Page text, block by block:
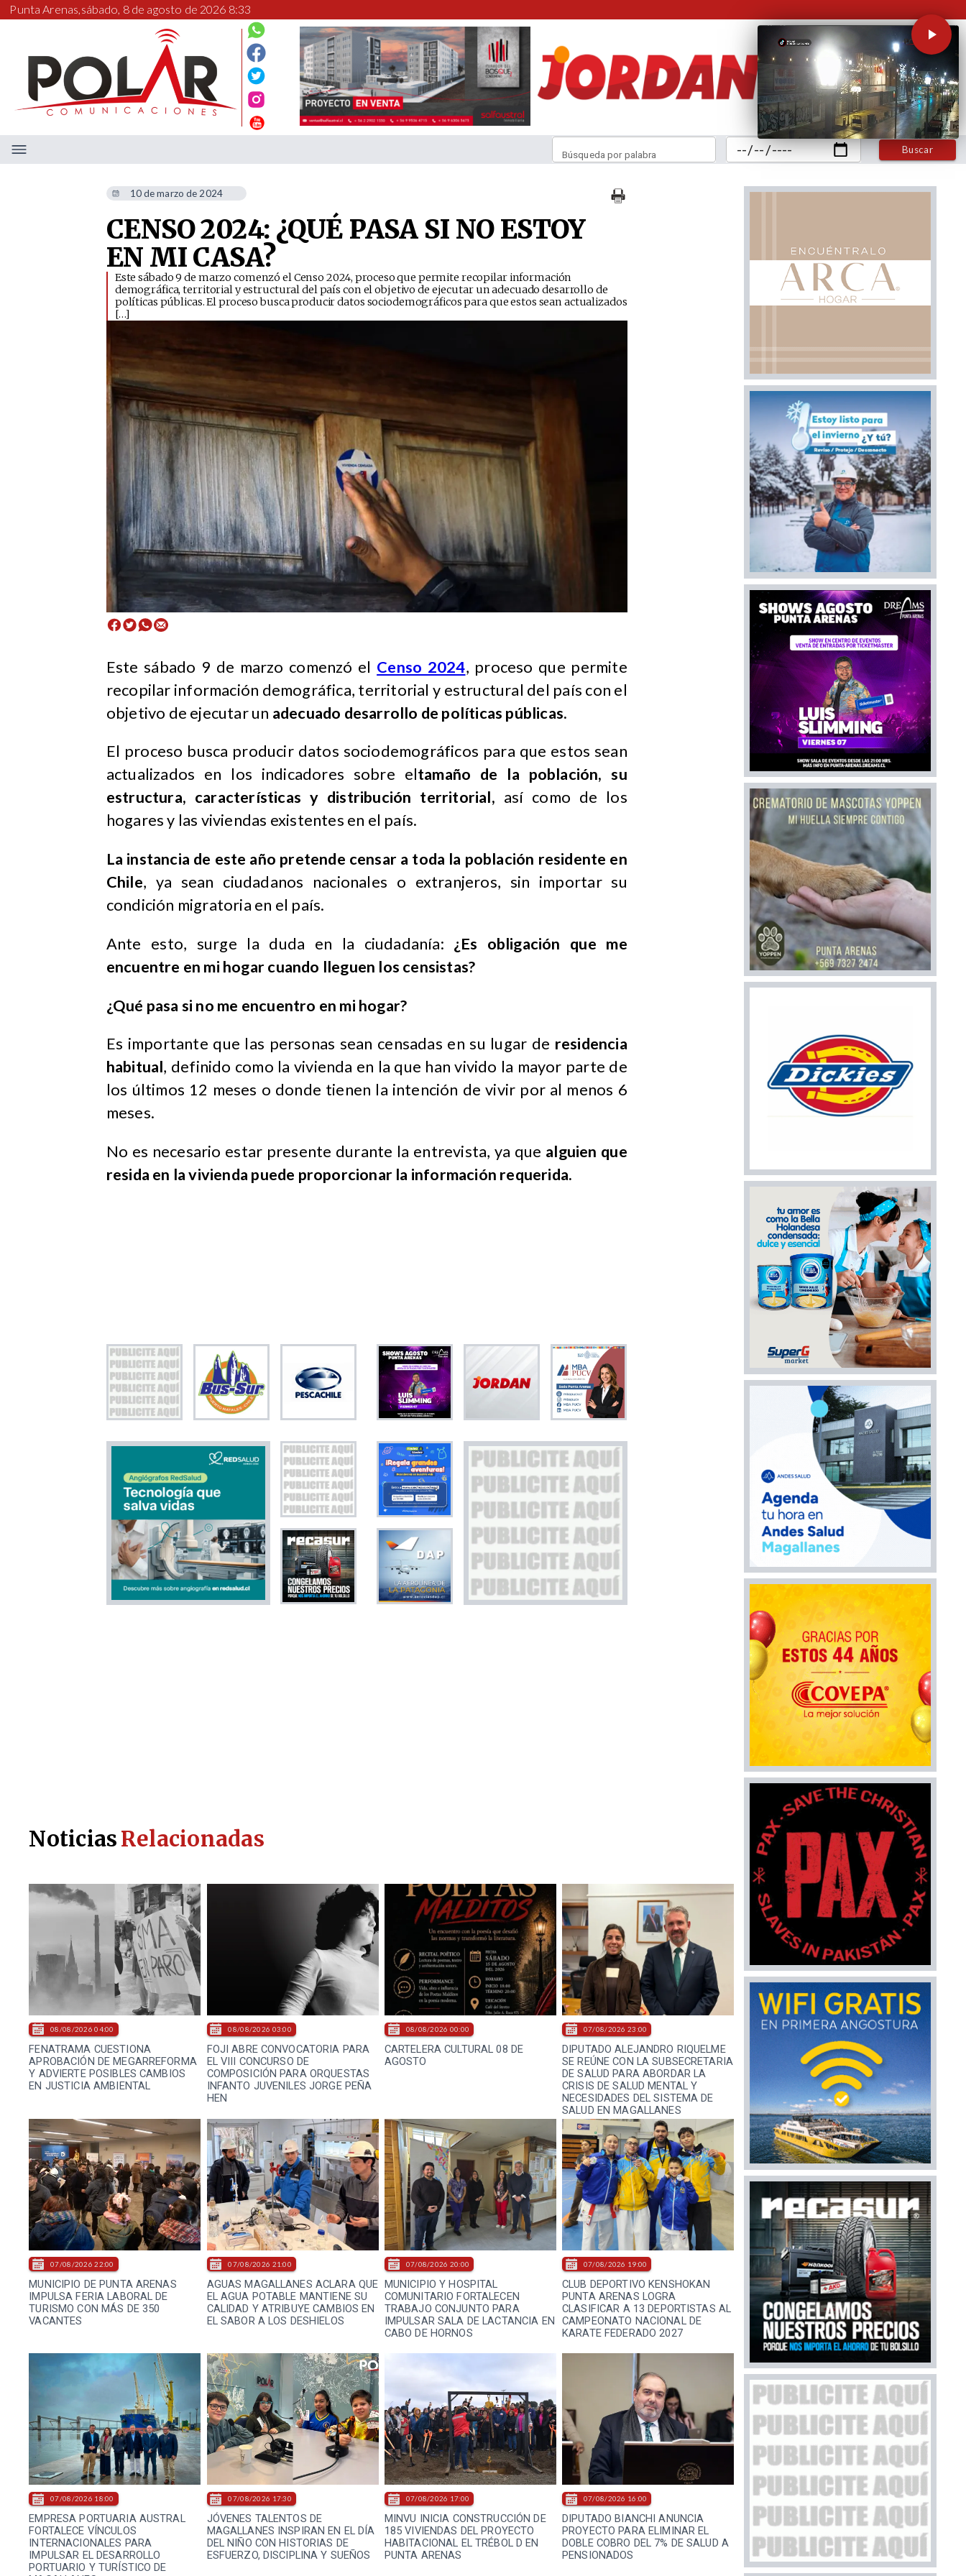
Punta Arenas,sábado, 8 de agosto de 2026 8:33
Buscar
Búsqueda por palabra
10 de marzo de 2024
CENSO 2024: ¿QUÉ PASA SI NO ESTOY
EN MI CASA?
Este sábado 9 de marzo comenzó el Censo 2024, proceso que permite recopilar información
demográfica, territorial y estructural del país con el objetivo de ejecutar un adecuado desarrollo de
políticas públicas. El proceso busca producir datos sociodemográficos para que estos sean actualizados
[…]
Este sábado 9 de marzo comenzó el Censo 2024, proceso que permite
recopilar información demográfica, territorial y estructural del país con el
objetivo de ejecutar un adecuado desarrollo de políticas públicas.
El proceso busca producir datos sociodemográficos para que estos sean
actualizados en los indicadores sobre eltamaño de la población, su
estructura, características y distribución territorial, así como de los
hogares y las viviendas existentes en el país.
La instancia de este año pretende censar a toda la población residente en
Chile, ya sean ciudadanos nacionales o extranjeros, sin importar su
condición migratoria en el país.
Ante esto, surge la duda en la ciudadanía: ¿Es obligación que me
encuentre en mi hogar cuando lleguen los censistas?
¿Qué pasa si no me encuentro en mi hogar?
Es importante que las personas sean censadas en su lugar de residencia
habitual, definido como la vivienda en la que han vivido la mayor parte de
los últimos 12 meses o donde tienen la intención de vivir por al menos 6
meses.
No es necesario estar presente durante la entrevista, ya que alguien que
resida en la vivienda puede proporcionar la información requerida.
FENATRAMA CUESTIONA
APROBACIÓN DE MEGARREFORMA
Y ADVIERTE POSIBLES CAMBIOS
EN JUSTICIA AMBIENTAL
08/08/2026 04:00
FOJI ABRE CONVOCATORIA PARA
EL VIII CONCURSO DE
COMPOSICIÓN PARA ORQUESTAS
INFANTO JUVENILES JORGE PEÑA
HEN
08/08/2026 03:00
CARTELERA CULTURAL 08 DE
AGOSTO
08/08/2026 00:00
DIPUTADO ALEJANDRO RIQUELME
SE REÚNE CON LA SUBSECRETARIA
DE SALUD PARA ABORDAR LA
CRISIS DE SALUD MENTAL Y
NECESIDADES DEL SISTEMA DE
SALUD EN MAGALLANES
07/08/2026 23:00
MUNICIPIO DE PUNTA ARENAS
IMPULSA FERIA LABORAL DE
TURISMO CON MÁS DE 350
VACANTES
07/08/2026 22:00
AGUAS MAGALLANES ACLARA QUE
EL AGUA POTABLE MANTIENE SU
CALIDAD Y ATRIBUYE CAMBIOS EN
EL SABOR A LOS DESHIELOS
07/08/2026 21:00
MUNICIPIO Y HOSPITAL
COMUNITARIO FORTALECEN
TRABAJO CONJUNTO PARA
IMPULSAR SALA DE LACTANCIA EN
CABO DE HORNOS
07/08/2026 20:00
CLUB DEPORTIVO KENSHOKAN
PUNTA ARENAS LOGRA
CLASIFICAR A 13 DEPORTISTAS AL
CAMPEONATO NACIONAL DE
KARATE FEDERADO 2027
07/08/2026 19:00
EMPRESA PORTUARIA AUSTRAL
FORTALECE VÍNCULOS
INTERNACIONALES PARA
IMPULSAR EL DESARROLLO
PORTUARIO Y TURÍSTICO DE
07/08/2026 18:00
JÓVENES TALENTOS DE
MAGALLANES INSPIRAN EN EL DÍA
DEL NIÑO CON HISTORIAS DE
ESFUERZO, DISCIPLINA Y SUEÑOS
07/08/2026 17:30
MINVU INICIA CONSTRUCCIÓN DE
185 VIVIENDAS DEL PROYECTO
HABITACIONAL EL TRÉBOL D EN
PUNTA ARENAS
07/08/2026 17:00
DIPUTADO BIANCHI ANUNCIA
PROYECTO PARA ELIMINAR EL
DOBLE COBRO DEL 7% DE SALUD A
PENSIONADOS
07/08/2026 16:00
NoticiasRelacionadas